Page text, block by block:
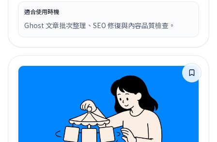
適合使用時機
Ghost 文章批次整理、SEO 修復與內容品質檢查。